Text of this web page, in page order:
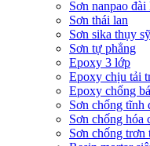
Sơn nanpao đài
Sơn thái lan
Sơn sika thụy sỹ
Sơn tự phẳng
Epoxy 3 lớp
Epoxy chịu tải
Epoxy chống
Sơn chống tĩnh
Sơn chống hóa
Sơn chống trơn